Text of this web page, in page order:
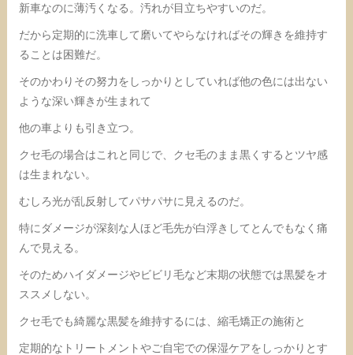
新車なのに薄汚くなる。汚れが目立ちやすいのだ。
だから定期的に洗車して磨いてやらなければその輝きを維持す
ることは困難だ。
そのかわりその努力をしっかりとしていれば他の色には出ない
ような深い輝きが生まれて
他の車よりも引き立つ。
クセ毛の場合はこれと同じで、クセ毛のまま黒くするとツヤ感
は生まれない。
むしろ光が乱反射してパサパサに見えるのだ。
特にダメージが深刻な人ほど毛先が白浮きしてとんでもなく痛
んで見える。
そのためハイダメージやビビリ毛など末期の状態では黒髪をオ
ススメしない。
クセ毛でも綺麗な黒髪を維持するには、縮毛矯正の施術と
定期的なトリートメントやご自宅での保湿ケアをしっかりとす